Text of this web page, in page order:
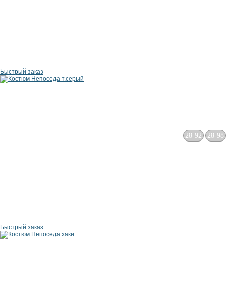
Быстрый заказ
28-92 28-98
Быстрый заказ